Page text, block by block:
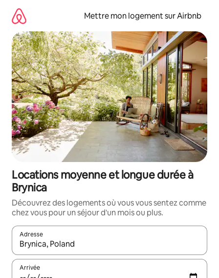
directement
contenu
Mettre mon logement sur Airbnb
Locations moyenne et longue durée à
Brynica
Découvrez des logements où vous vous sentez comme
chez vous pour un séjour d'un mois ou plus.
Adresse
Lorsque les résultats s'affichent, utilisez les flèches vers le
Arrivée